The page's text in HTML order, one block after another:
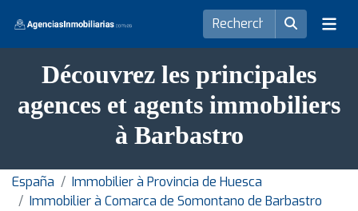
Découvrez les principales
agences et agents immobiliers
à Barbastro
España
Immobilier à Provincia de Huesca
Immobilier à Comarca de Somontano de Barbastro